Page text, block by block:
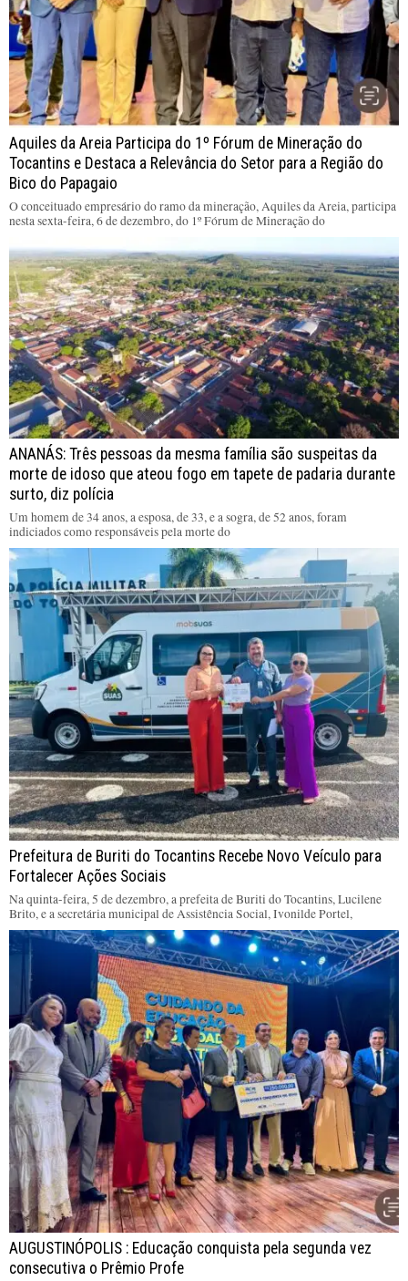
Aquiles da Areia Participa do 1º Fórum de Mineração do
Tocantins e Destaca a Relevância do Setor para a Região do
Bico do Papagaio
O conceituado empresário do ramo da mineração, Aquiles da Areia, participa
nesta sexta-feira, 6 de dezembro, do 1º Fórum de Mineração do
ANANÁS: Três pessoas da mesma família são suspeitas da
morte de idoso que ateou fogo em tapete de padaria durante
surto, diz polícia
Um homem de 34 anos, a esposa, de 33, e a sogra, de 52 anos, foram
indiciados como responsáveis pela morte do
Prefeitura de Buriti do Tocantins Recebe Novo Veículo para
Fortalecer Ações Sociais
Na quinta-feira, 5 de dezembro, a prefeita de Buriti do Tocantins, Lucilene
Brito, e a secretária municipal de Assistência Social, Ivonilde Portel,
AUGUSTINÓPOLIS : Educação conquista pela segunda vez
consecutiva o Prêmio Profe